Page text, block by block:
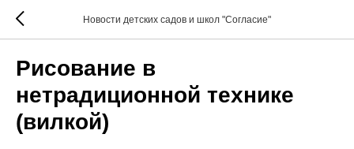
Новости детских садов и школ "Согласие"
Рисование в
нетрадиционной технике
(вилкой)